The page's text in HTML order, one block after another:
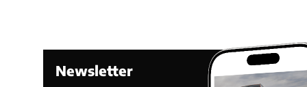
Newsletter